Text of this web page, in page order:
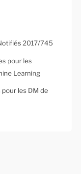
2017/745
pour les
Learning
les DM de